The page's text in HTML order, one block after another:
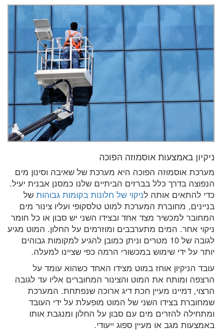
ניקיון באמצעות אוסמוזה הפוכה
מערכת אוסמוזה הפוכה היא מערכת של שאיבה וסינון מים
הנפוצה בדרך כלל בברזים הביתיים שלנו כמסנן אבנית יעיל.
כדי להתאים אותה לניקוי של חלונות בקומות גבוהות של
בניינים, מחוברת המערכת למוט טלסקופי ועליו צינור מים
המחובר למכשיר מצד אחד ובצידו השני יש סבון או כל חומר
ניקוי אחר. המים מתערבבים ומוזרמים על החלון. המוט מגיע
לגובה של 10 מטרים וניתן כמובן להגיע למקומות גבוהים
יותר על ידי שימוש במכשורי הרמה כפי שציינו למעלה.
עובד הניקיון אוחז במוט מצידו האחד כשהוא עומד על
הרצפה ומותח את המוט והצינור המחוברים אליו עד לגובה
הרצוי, דמיינו מעיין חכת דיג ארוכה שנפתחת. המערכת
שמחוברת בצידו השני של המוט מופעלת על ידי העובד
ומתחילה להזרים מים עם סבון על החלון ומנגבת אותו
באמצעות מגב או מעיין ספוג ייעודי.